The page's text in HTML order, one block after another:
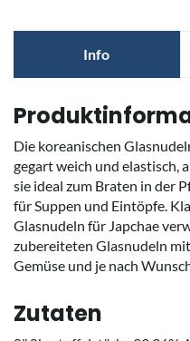
Info
Die koreanischen
gegart weich und elastisch,
sie ideal zum Braten in der
für Suppen und Eintöpfe.
Glasnudeln für Japchae
zubereiteten Glasnudeln
Gemüse und je nach
Zutaten